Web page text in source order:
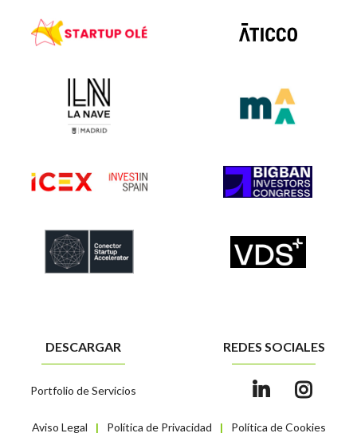
Aviso Legal | Política de Privacidad | Política de Cookies
DESCARGAR
Portfolio de Servicios
REDES SOCIALES